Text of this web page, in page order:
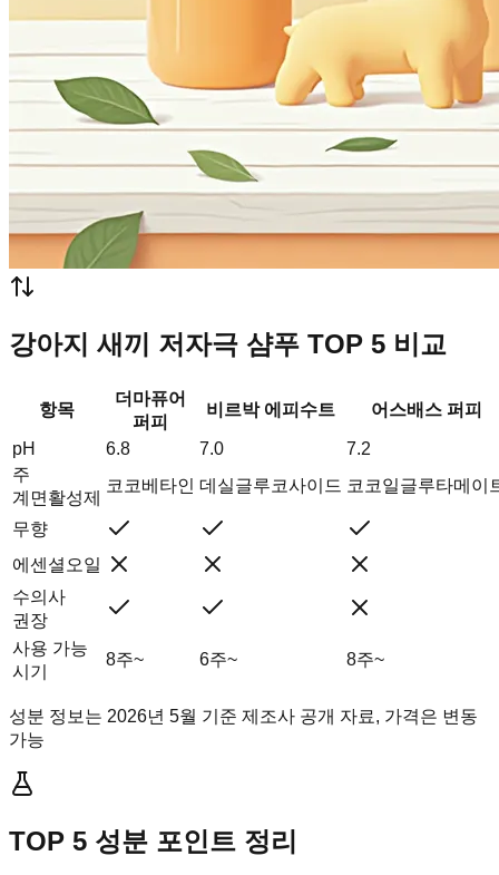
강아지 새끼 저자극 샴푸 TOP 5 비교
항목
더마퓨어
퍼피
비르박 에피수트 어스배스 퍼피
pH 6.8 7.0
7.2
주
계면활성제
코코베타인 데실글루코사이드 코코일글루타메이
무향
에센셜오일
수의사
권장
사용 가능
시기
8주~ 6주~ 8주~
성분 정보는 2026년 5월 기준 제조사 공개 자료, 가격은 변동
가능
TOP 5 성분 포인트 정리